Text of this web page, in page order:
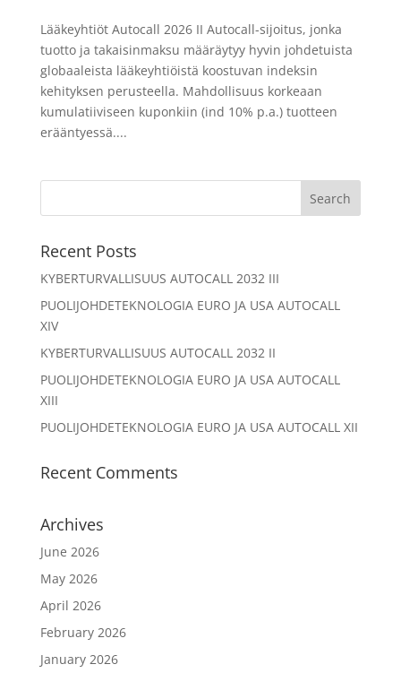
Lääkeyhtiöt Autocall 2026 II Autocall-sijoitus, jonka
tuotto ja takaisinmaksu määräytyy hyvin johdetuista
globaaleista lääkeyhtiöistä koostuvan indeksin
kehityksen perusteella. Mahdollisuus korkeaan
kumulatiiviseen kuponkiin (ind 10% p.a.) tuotteen
erääntyessä....
Recent Posts
KYBERTURVALLISUUS AUTOCALL 2032 III
PUOLIJOHDETEKNOLOGIA EURO JA USA AUTOCALL
XIV
KYBERTURVALLISUUS AUTOCALL 2032 II
PUOLIJOHDETEKNOLOGIA EURO JA USA AUTOCALL
XIII
PUOLIJOHDETEKNOLOGIA EURO JA USA AUTOCALL XII
Recent Comments
Archives
June 2026
May 2026
April 2026
February 2026
January 2026